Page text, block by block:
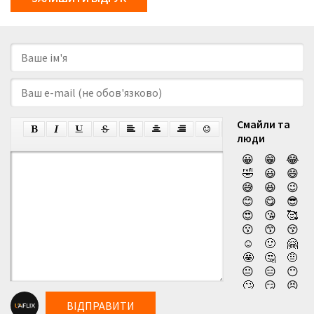
Смайли та
люди
😀
😁
😂
🤣
😃
😄
😅
😆
😉
😊
😋
😎
😍
😘
🥰
😗
😙
😚
☺️
🙂
🤗
🤩
🤔
🤨
😐
😑
😶
🙄
😏
😣
ВІДПРАВИТИ